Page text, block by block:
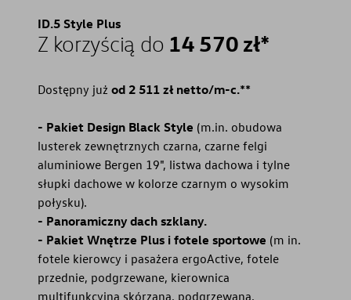
ID.5 Style Plus
Z korzyścią do 14 570 zł*
Dostępny już od 2 511 zł netto/m-c.**
- Pakiet Design Black Style (m.in. obudowa
lusterek zewnętrznych czarna, czarne felgi
aluminiowe Bergen 19", listwa dachowa i tylne
słupki dachowe w kolorze czarnym o wysokim
połysku).
- Panoramiczny dach szklany.
- Pakiet Wnętrze Plus i fotele sportowe (m in.
fotele kierowcy i pasażera ergoActive, fotele
przednie, podgrzewane, kierownica
multifunkcyjna skórzana, podgrzewana,